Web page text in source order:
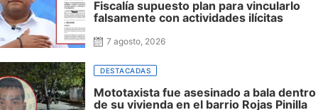
Fiscalía supuesto plan para vincularlo
falsamente con actividades ilícitas
7 agosto, 2026
DESTACADAS
Mototaxista fue asesinado a bala dentro
de su vivienda en el barrio Rojas Pinilla